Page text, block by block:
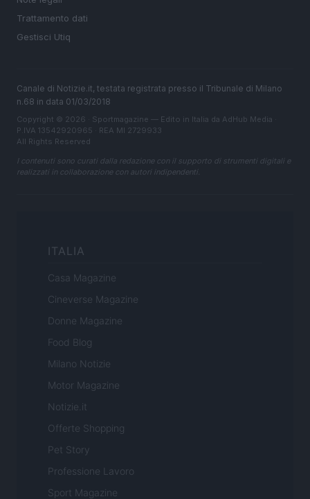
Trattamento dati
Gestisci Utiq
Canale di Notizie.it, testata registrata presso il Tribunale di Milano
n.68 in data 01/03/2018
Copyright © 2026 · Sportmagazine — Edito in Italia da AdHub Media
P.IVA 13542920965 · REA MI 2729933
All Rights Reserved
I contenuti sono curati dalla redazione con il supporto di strumenti digitali e
realizzati in collaborazione con autori indipendenti.
ITALIA
Casa Magazine
Cineverse Magazine
Donne Magazine
Food Blog
Milano Notizie
Motor Magazine
Notizie.it
Offerte Shopping
Pet Story
Professione Lavoro
Sport Magazine